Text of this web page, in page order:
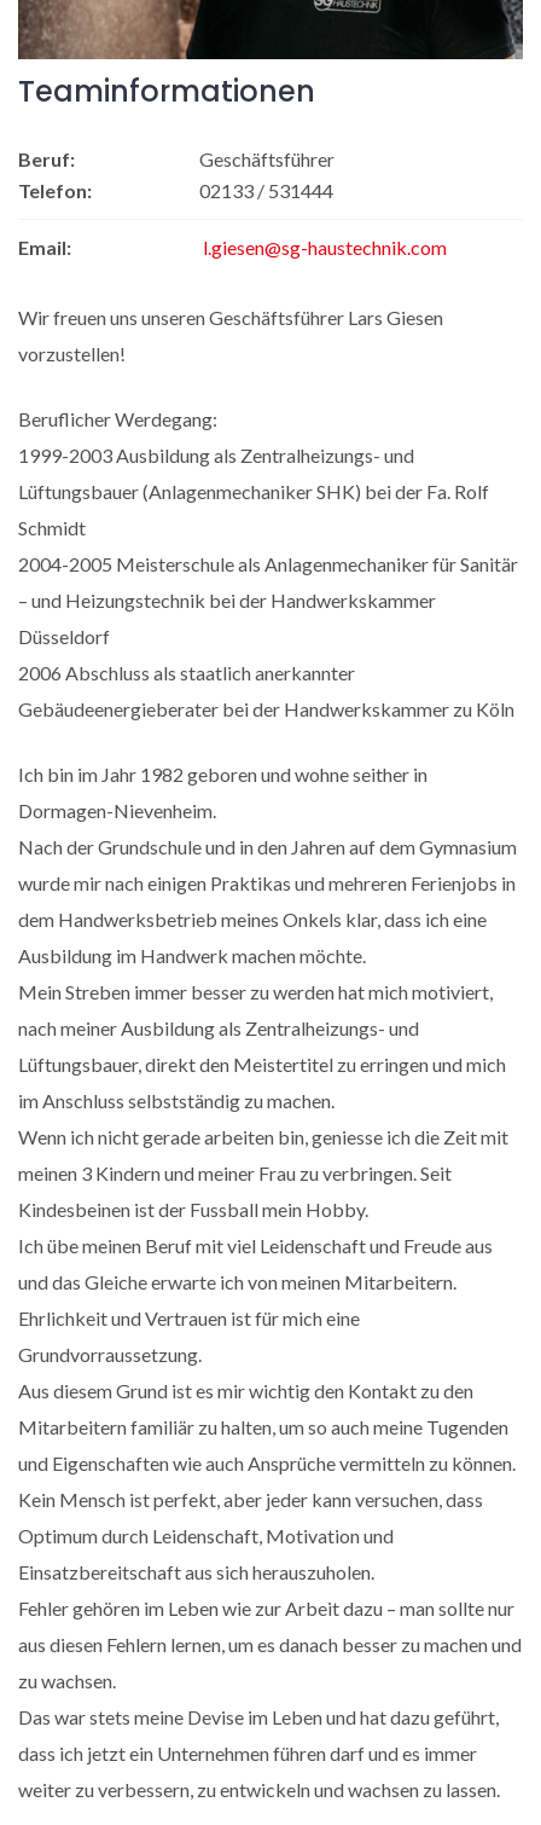
Teaminformationen
Beruf:
Geschäftsführer
Telefon:
02133 / 531444
Email: l.giesen@sg-haustechnik.com
Wir freuen uns unseren Geschäftsführer Lars Giesen
vorzustellen!
Beruflicher Werdegang:
1999-2003 Ausbildung als Zentralheizungs- und
Lüftungsbauer (Anlagenmechaniker SHK) bei der Fa. Rolf
Schmidt
2004-2005 Meisterschule als Anlagenmechaniker für Sanitär
– und Heizungstechnik bei der Handwerkskammer
Düsseldorf
2006 Abschluss als staatlich anerkannter
Gebäudeenergieberater bei der Handwerkskammer zu Köln
Ich bin im Jahr 1982 geboren und wohne seither in
Dormagen-Nievenheim.
Nach der Grundschule und in den Jahren auf dem Gymnasium
wurde mir nach einigen Praktikas und mehreren Ferienjobs in
dem Handwerksbetrieb meines Onkels klar, dass ich eine
Ausbildung im Handwerk machen möchte.
Mein Streben immer besser zu werden hat mich motiviert,
nach meiner Ausbildung als Zentralheizungs- und
Lüftungsbauer, direkt den Meistertitel zu erringen und mich
im Anschluss selbstständig zu machen.
Wenn ich nicht gerade arbeiten bin, geniesse ich die Zeit mit
meinen 3 Kindern und meiner Frau zu verbringen. Seit
Kindesbeinen ist der Fussball mein Hobby.
Ich übe meinen Beruf mit viel Leidenschaft und Freude aus
und das Gleiche erwarte ich von meinen Mitarbeitern.
Ehrlichkeit und Vertrauen ist für mich eine
Grundvorraussetzung.
Aus diesem Grund ist es mir wichtig den Kontakt zu den
Mitarbeitern familiär zu halten, um so auch meine Tugenden
und Eigenschaften wie auch Ansprüche vermitteln zu können.
Kein Mensch ist perfekt, aber jeder kann versuchen, dass
Optimum durch Leidenschaft, Motivation und
Einsatzbereitschaft aus sich herauszuholen.
Fehler gehören im Leben wie zur Arbeit dazu – man sollte nur
aus diesen Fehlern lernen, um es danach besser zu machen und
zu wachsen.
Das war stets meine Devise im Leben und hat dazu geführt,
dass ich jetzt ein Unternehmen führen darf und es immer
weiter zu verbessern, zu entwickeln und wachsen zu lassen.